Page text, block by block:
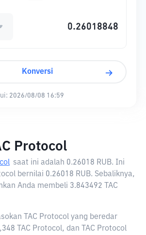
Konversi
2026/08/08 16:59
Protocol
saat ini adalah 0.26018 RUB. Ini
bernilai 0.26018 RUB. Sebaliknya,
Anda membeli 3.843492 TAC
TAC Protocol yang beredar
TAC Protocol, dan TAC Protocol